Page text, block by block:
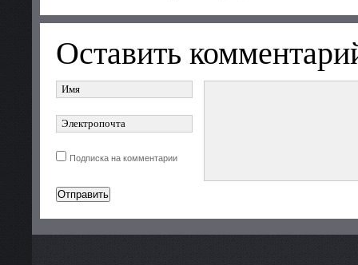
Оставить
Подписка на комментарии